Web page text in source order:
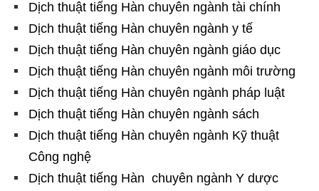
Dịch thuật tiếng Hàn chuyên ngành tài chính
Dịch thuật tiếng Hàn chuyên ngành y tế
Dịch thuật tiếng Hàn chuyên ngành giáo dục
Dịch thuật tiếng Hàn chuyên ngành môi trường
Dịch thuật tiếng Hàn chuyên ngành pháp luật
Dịch thuật tiếng Hàn chuyên ngành sách
Dịch thuật tiếng Hàn chuyên ngành Kỹ thuật
Công nghệ
Dịch thuật tiếng Hàn chuyên ngành Y dược